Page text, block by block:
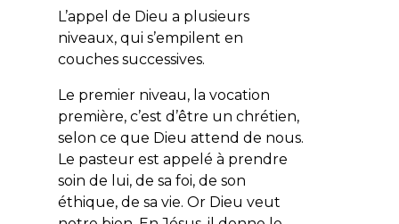
L’appel de Dieu a plusieurs
niveaux, qui s’empilent en
couches successives.
Le premier niveau, la vocation
première, c’est d’être un chrétien,
selon ce que Dieu attend de nous.
Le pasteur est appelé à prendre
soin de lui, de sa foi, de son
éthique, de sa vie. Or Dieu veut